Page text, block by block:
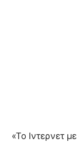
«Το Ιντερνετ